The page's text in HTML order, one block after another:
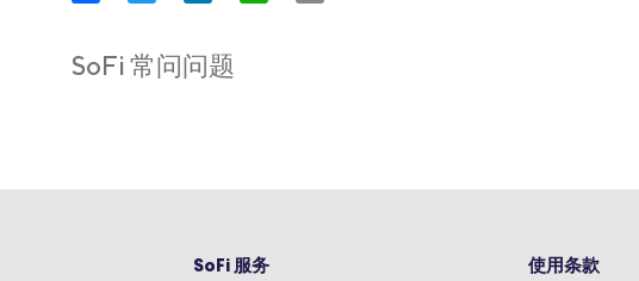
SoFi 常问问题
SoFi 服务 使用条款